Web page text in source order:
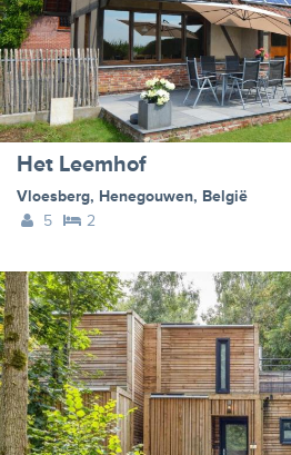
Het Leemhof
Vloesberg, Henegouwen, België
5
2